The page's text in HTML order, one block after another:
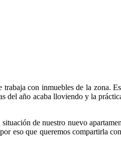
trabaja con inmuebles de la zona.
año acaba lloviendo y la
de nuestro nuevo
eso que queremos compartirla